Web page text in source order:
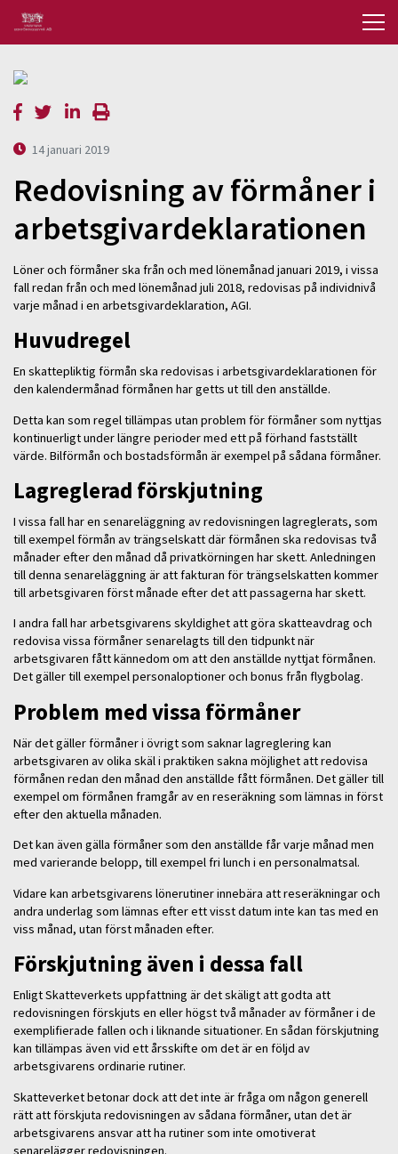
14 januari 2019
Redovisning av förmåner i
arbetsgivardeklarationen
Löner och förmåner ska från och med lönemånad januari 2019, i vissa
fall redan från och med lönemånad juli 2018, redovisas på individnivå
varje månad i en arbetsgivardeklaration, AGI.
Huvudregel
En skattepliktig förmån ska redovisas i arbetsgivardeklarationen för
den kalendermånad förmånen har getts ut till den anställde.
Detta kan som regel tillämpas utan problem för förmåner som nyttjas
kontinuerligt under längre perioder med ett på förhand fastställt
värde. Bilförmån och bostadsförmån är exempel på sådana förmåner.
Lagreglerad förskjutning
I vissa fall har en senareläggning av redovisningen lagreglerats, som
till exempel förmån av trängselskatt där förmånen ska redovisas två
månader efter den månad då privatkörningen har skett. Anledningen
till denna senareläggning är att fakturan för trängselskatten kommer
till arbetsgivaren först månade efter det att passagerna har skett.
I andra fall har arbetsgivarens skyldighet att göra skatteavdrag och
redovisa vissa förmåner senarelagts till den tidpunkt när
arbetsgivaren fått kännedom om att den anställde nyttjat förmånen.
Det gäller till exempel personaloptioner och bonus från flygbolag.
Problem med vissa förmåner
När det gäller förmåner i övrigt som saknar lagreglering kan
arbetsgivaren av olika skäl i praktiken sakna möjlighet att redovisa
förmånen redan den månad den anställde fått förmånen. Det gäller till
exempel om förmånen framgår av en reseräkning som lämnas in först
efter den aktuella månaden.
Det kan även gälla förmåner som den anställde får varje månad men
med varierande belopp, till exempel fri lunch i en personalmatsal.
Vidare kan arbetsgivarens lönerutiner innebära att reseräkningar och
andra underlag som lämnas efter ett visst datum inte kan tas med en
viss månad, utan först månaden efter.
Förskjutning även i dessa fall
Enligt Skatteverkets uppfattning är det skäligt att godta att
redovisningen förskjuts en eller högst två månader av förmåner i de
exemplifierade fallen och i liknande situationer. En sådan förskjutning
kan tillämpas även vid ett årsskifte om det är en följd av
arbetsgivarens ordinarie rutiner.
Skatteverket betonar dock att det inte är fråga om någon generell
rätt att förskjuta redovisningen av sådana förmåner, utan det är
arbetsgivarens ansvar att ha rutiner som inte omotiverat
senarelägger redovisningen.